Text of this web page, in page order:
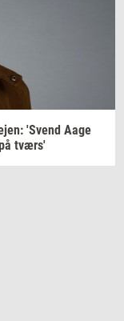
'Svend Aage
tværs'